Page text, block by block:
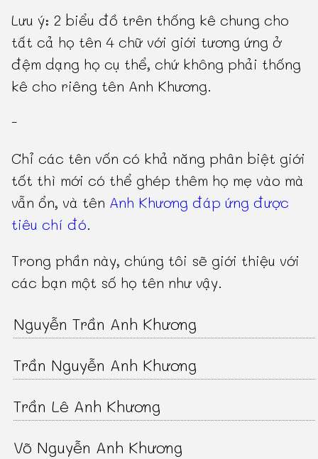
Lưu ý: 2 biểu đồ trên thống kê chung cho
tất cả họ tên 4 chữ với giới tương ứng ở
đệm dạng họ cụ thể, chứ không phải thống
kê cho riêng tên Anh Khương.
-
Chỉ các tên vốn có khả năng phân biệt giới
tốt thì mới có thể ghép thêm họ mẹ vào mà
vẫn ổn, và tên Anh Khương đáp ứng được
tiêu chí đó.
Trong phần này, chúng tôi sẽ giới thiệu với
các bạn một số họ tên như vậy.
Nguyễn Trần Anh Khương
Trần Nguyễn Anh Khương
Trần Lê Anh Khương
Võ Nguyễn Anh Khương